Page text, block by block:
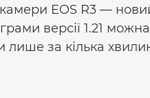
камери EOS R3 —
версії 1.21 можна
лише за кілька